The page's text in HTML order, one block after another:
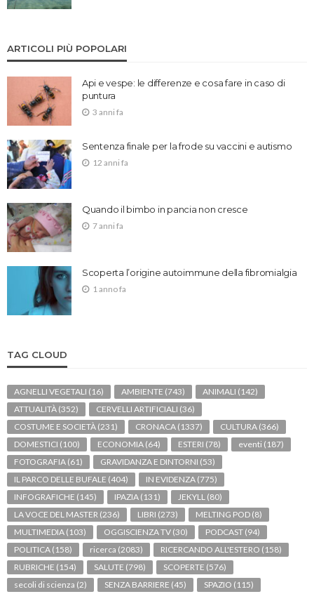
ARTICOLI PIÙ POPOLARI
Api e vespe: le differenze e cosa fare in caso di
puntura
3 anni fa
Sentenza finale per la frode su vaccini e autismo
12 anni fa
Quando il bimbo in pancia non cresce
7 anni fa
Scoperta l’origine autoimmune della fibromialgia
1 anno fa
TAG CLOUD
AGNELLI VEGETALI (16) AMBIENTE (743) ANIMALI (142)
ATTUALITÀ (352) CERVELLI ARTIFICIALI (36)
COSTUME E SOCIETÀ (231) CRONACA (1337) CULTURA (366)
DOMESTICI (100) ECONOMIA (64) ESTERI (78) eventi (187)
FOTOGRAFIA (61) GRAVIDANZA E DINTORNI (53)
IL PARCO DELLE BUFALE (404) IN EVIDENZA (775)
INFOGRAFICHE (145) IPAZIA (131) JEKYLL (80)
LA VOCE DEL MASTER (236) LIBRI (273) MELTING POD (8)
MULTIMEDIA (103) OGGISCIENZA TV (30) PODCAST (94)
POLITICA (158) ricerca (2083) RICERCANDO ALL'ESTERO (158)
RUBRICHE (154) SALUTE (798) SCOPERTE (576)
secoli di scienza (2) SENZA BARRIERE (45) SPAZIO (115)